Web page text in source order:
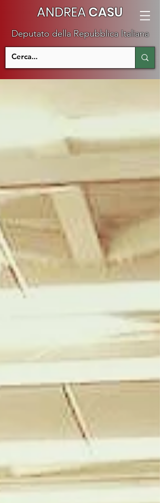
ANDREACASU
Deputato della Repubblica Italiana